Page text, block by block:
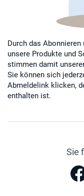
Durch das
unsere Produkte und
stimmen damit
Sie können sich
Abmeldelink klicken,
enthalten ist.
Sie